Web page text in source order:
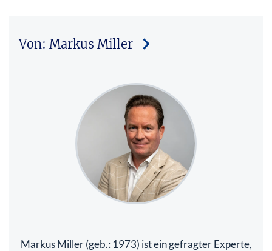
Von: Markus Miller
Markus Miller (geb.: 1973) ist ein gefragter Experte,